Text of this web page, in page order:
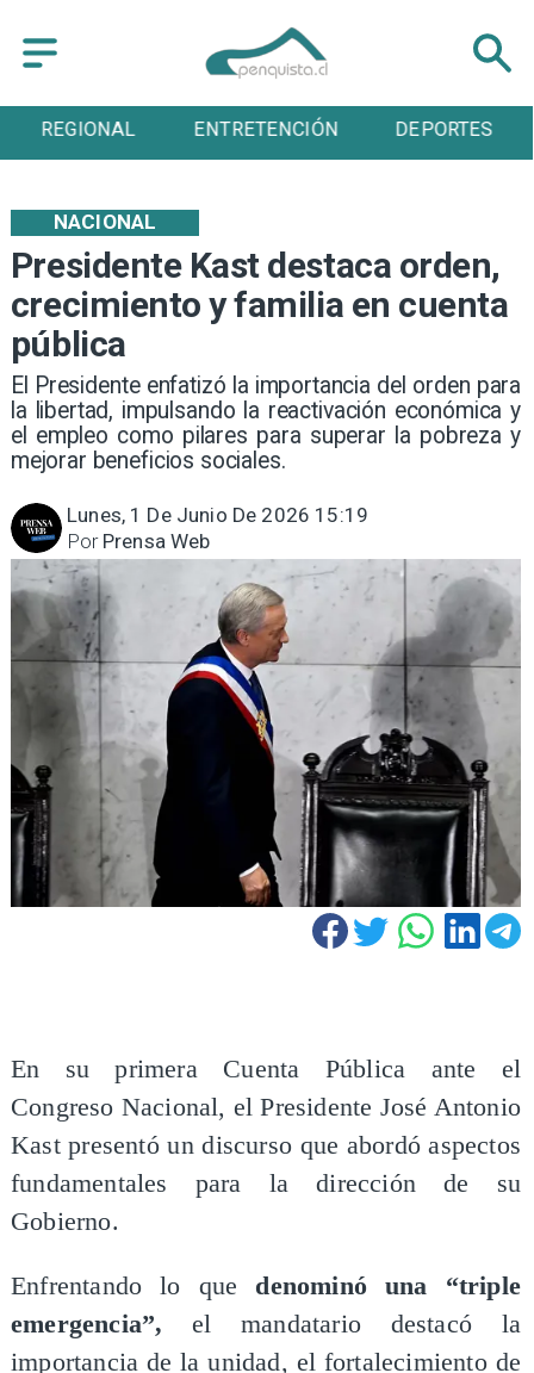
ENTRETENCIÓN DEPORTES CULTURA
Presidente Kast destaca orden,
crecimiento y familia en cuenta
pública
El Presidente enfatizó la importancia del orden para
la libertad, impulsando la reactivación económica y
el empleo como pilares para superar la pobreza y
mejorar beneficios sociales.
NACIONAL
Lunes, 1 De Junio De 2026 15:19
Prensa Web
Por
En su primera Cuenta Pública ante el
Congreso Nacional, el Presidente José Antonio
Kast presentó un discurso que abordó aspectos
fundamentales para la dirección de su
Gobierno.
Enfrentando lo que denominó una “triple
emergencia”, el mandatario destacó la
importancia de la unidad, el fortalecimiento de